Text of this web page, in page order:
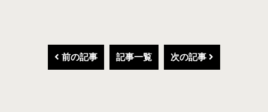
前の記事 記事一覧 次の記事